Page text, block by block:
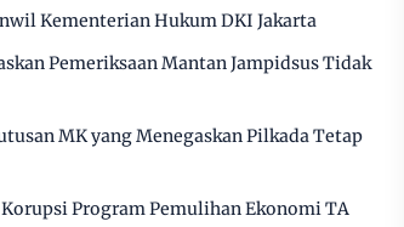
Kementerian Hukum DKI Jakarta
Pemeriksaan Mantan Jampidsus Tidak
MK yang Menegaskan Pilkada Tetap
Program Pemulihan Ekonomi TA